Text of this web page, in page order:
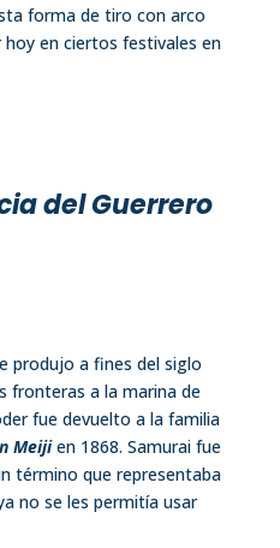
forma de tiro con arco
en ciertos festivales en
del Guerrero
produjo a fines del siglo
fronteras a la marina de
fue devuelto a la familia
Meijien 1868. Samurai fue
término que representaba
no se les permitía usar